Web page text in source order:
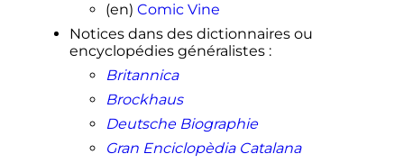
(en) Comic Vine
Notices dans des dictionnaires ou
encyclopédies généralistes:
Britannica
Brockhaus
Deutsche Biographie
Gran Enciclopèdia Catalana